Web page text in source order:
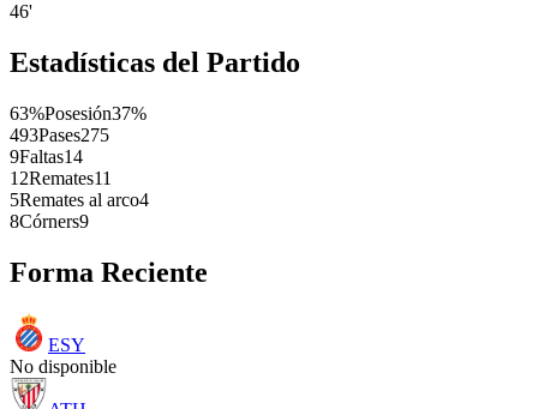
46'
Estadísticas del Partido
63%Posesión37%
493Pases275
9Faltas14
12Remates11
5Remates al arco4
8Córners9
Forma Reciente
ESY
No disponible